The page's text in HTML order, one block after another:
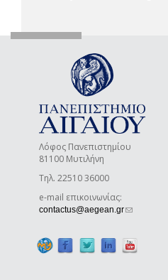
Λόφος Πανεπιστημίου
81100 Μυτιλήνη
Τηλ. 22510 36000
e-mail επικοινωνίας:
contactus@aegean.gr(link